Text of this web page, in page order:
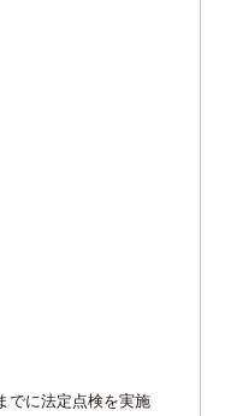
でに法定点検を実施